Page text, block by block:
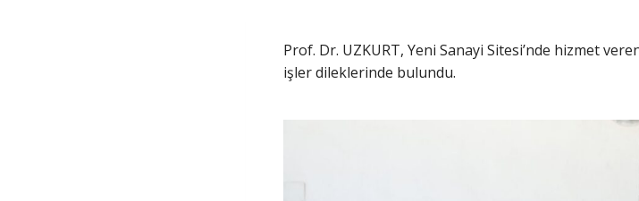
Prof. Dr. UZKURT, Yeni Sanayi Sitesi’nde hizmet
işler dileklerinde bulundu.